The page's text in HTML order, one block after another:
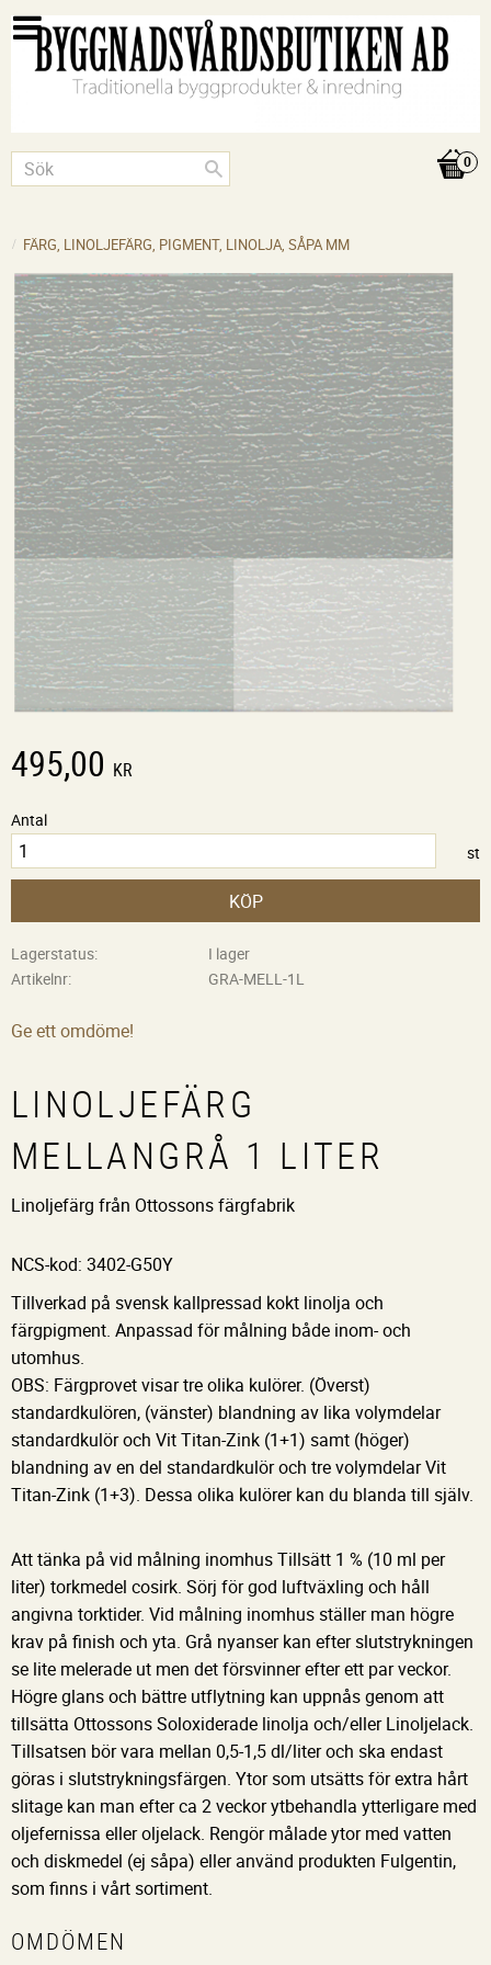
FÄRG, LINOLJEFÄRG, PIGMENT, LINOLJA, SÅPA MM
495,00 KR
Antal
st
KÖP
Lagerstatus
I lager
Artikelnr
GRA-MELL-1L
Ge ett omdöme!
LINOLJEFÄRG
MELLANGRÅ 1 LITER
Linoljefärg från Ottossons färgfabrik
NCS-kod: 3402-G50Y
Tillverkad på svensk kallpressad kokt linolja och
färgpigment. Anpassad för målning både inom- och
utomhus.
OBS: Färgprovet visar tre olika kulörer. (Överst)
standardkulören, (vänster) blandning av lika volymdelar
standardkulör och Vit Titan-Zink (1+1) samt (höger)
blandning av en del standardkulör och tre volymdelar Vit
Titan-Zink (1+3). Dessa olika kulörer kan du blanda till själv.
Att tänka på vid målning inomhus Tillsätt 1 % (10 ml per
liter) torkmedel cosirk. Sörj för god luftväxling och håll
angivna torktider. Vid målning inomhus ställer man högre
krav på finish och yta. Grå nyanser kan efter slutstrykningen
se lite melerade ut men det försvinner efter ett par veckor.
Högre glans och bättre utflytning kan uppnås genom att
tillsätta Ottossons Soloxiderade linolja och/eller Linoljelack.
Tillsatsen bör vara mellan 0,5-1,5 dl/liter och ska endast
göras i slutstrykningsfärgen. Ytor som utsätts för extra hårt
slitage kan man efter ca 2 veckor ytbehandla ytterligare med
oljefernissa eller oljelack. Rengör målade ytor med vatten
och diskmedel (ej såpa) eller använd produkten Fulgentin,
som finns i vårt sortiment.
OMDÖMEN